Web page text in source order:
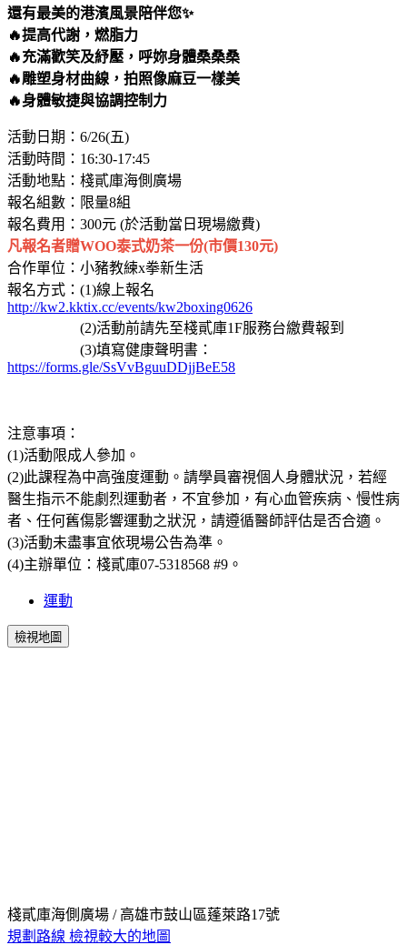
還有最美的港濱風景陪伴您✨
🔥提高代謝，燃脂力
🔥充滿歡笑及紓壓，呼妳身體桑桑桑
🔥雕塑身材曲線，拍照像麻豆一樣美
🔥身體敏捷與協調控制力
活動日期：6/26(五)
活動時間：16:30-17:45
活動地點：棧貳庫海側廣場
報名組數：限量8組
報名費用：300元 (於活動當日現場繳費)
凡報名者贈WOO泰式奶茶一份(市價130元)
合作單位：小豬教練x拳新生活
報名方式：(1)線上報名
http://kw2.kktix.cc/events/kw2boxing0626
(2)活動前請先至棧貳庫1F服務台繳費報到
(3)填寫健康聲明書：
https://forms.gle/SsVvBguuDDjjBeE58
注意事項：
(1)活動限成人參加。
(2)此課程為中高強度運動。請學員審視個人身體狀況，若經
醫生指示不能劇烈運動者，不宜參加，有心血管疾病、慢性病
者、任何舊傷影響運動之狀況，請遵循醫師評估是否合適。
(3)活動未盡事宜依現場公告為準。
(4)主辦單位：棧貳庫07-5318568 #9。
運動
檢視地圖
棧貳庫海側廣場 / 高雄市鼓山區蓬萊路17號
規劃路線 檢視較大的地圖